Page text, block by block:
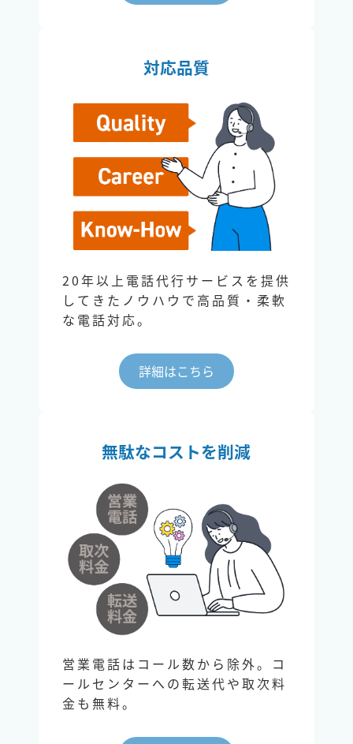
対応品質
20年以上電話代行サービスを提供
してきたノウハウで高品質・柔軟
な電話対応。
詳細はこちら
無駄なコストを削減
営業電話はコール数から除外。コ
ールセンターへの転送代や取次料
金も無料。